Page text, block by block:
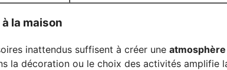
la maison
inattendus suffisent à créer une atmosphère
la décoration ou le choix des activités amplifie